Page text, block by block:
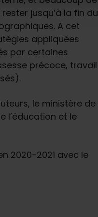
jusqu’à la fin du
A cet
appliquées
par certaines
précoce, travail
le ministère de
l’éducation et le
2020-2021 avec le